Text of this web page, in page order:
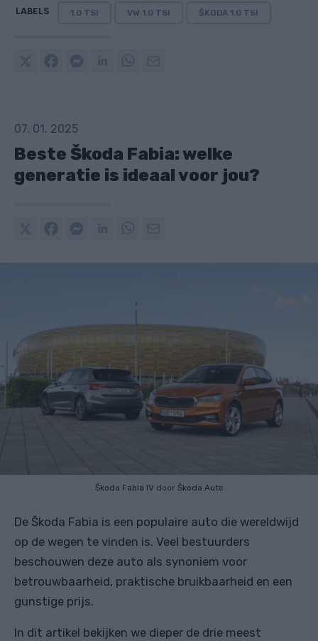
LABELS 1.0 TSI VW 1.0 TSI ŠKODA 1.0 TSI
07. 01. 2025
Beste Škoda Fabia: welke
generatie is ideaal voor jou?
Škoda Fabia IV door Škoda Auto
De Škoda Fabia is een populaire auto die wereldwijd
op de wegen te vinden is. Veel bestuurders
beschouwen deze auto als synoniem voor
betrouwbaarheid, praktische bruikbaarheid en een
gunstige prijs.
In dit artikel bekijken we dieper de drie meest